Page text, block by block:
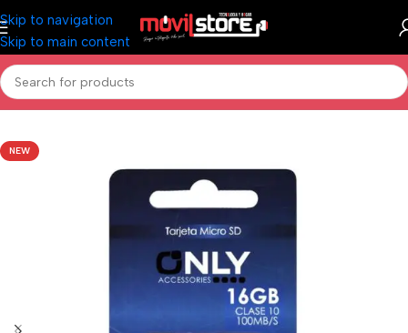
Skip to navigation
Skip to main content
Inicio/Informática/Pen Drives y Memorias
NEW